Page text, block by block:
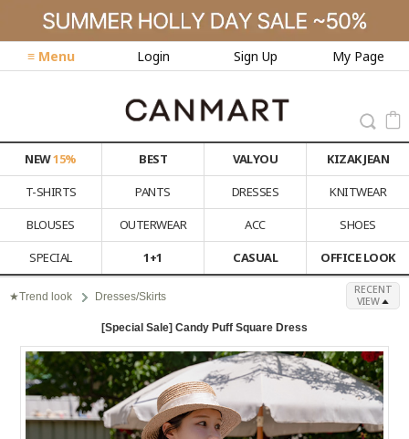
≡ Menu Login Sign Up My Page
NEW15% BEST VALYOU
KIZAK JEAN
T-SHIRTS
PANTS DRESSES
KNITWEAR
BLOUSES
OUTERWEAR ACC
SHOES
SPECIAL
1+1 CASUAL OFFICE LOOK
★Trend look Dresses/Skirts
RECENT
VIEW
[Special Sale] Candy Puff Square Dress